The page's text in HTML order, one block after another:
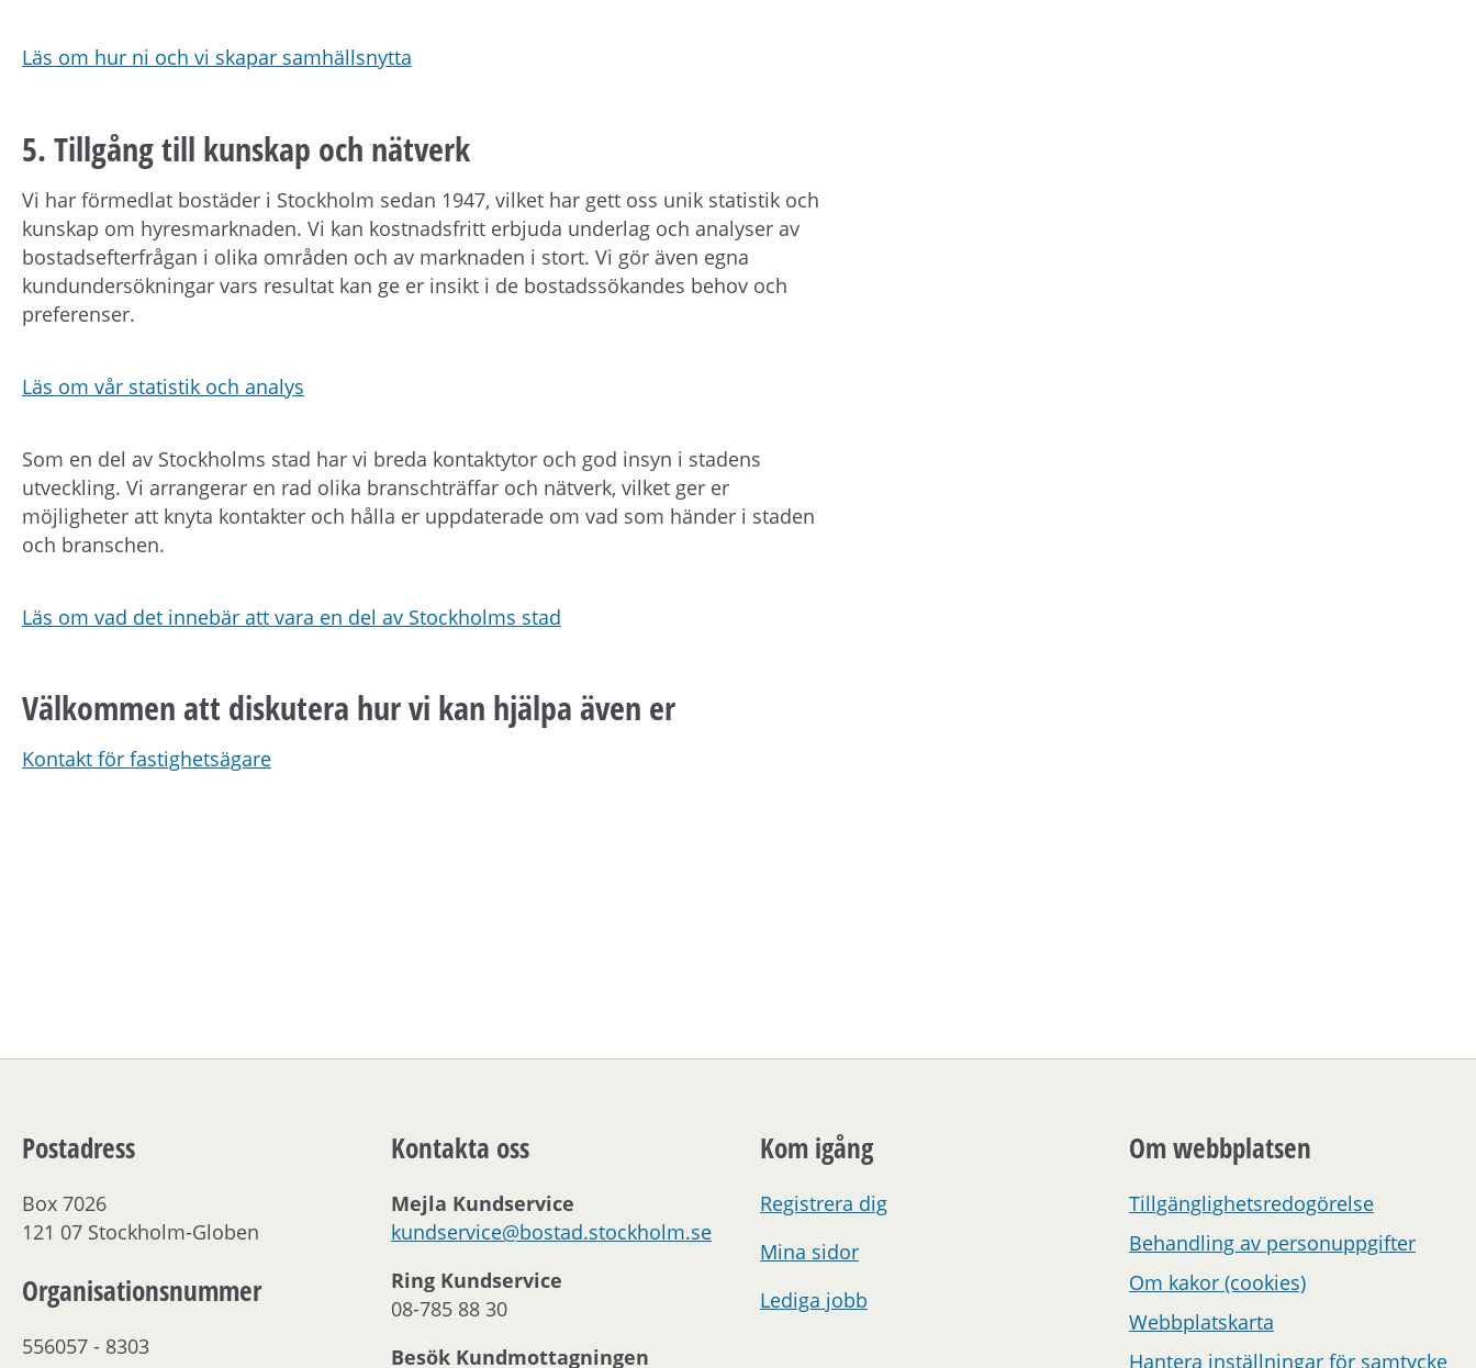
Läs om hur ni och vi skapar samhällsnytta
5. Tillgång till kunskap och nätverk
Vi har förmedlat bostäder i Stockholm sedan 1947, vilket har gett oss unik statistik och
kunskap om hyresmarknaden. Vi kan kostnadsfritt erbjuda underlag och analyser av
bostadsefterfrågan i olika områden och av marknaden i stort. Vi gör även egna
kundundersökningar vars resultat kan ge er insikt i de bostadssökandes behov och
preferenser.
Läs om vår statistik och analys
Som en del av Stockholms stad har vi breda kontaktytor och god insyn i stadens
utveckling. Vi arrangerar en rad olika branschträffar och nätverk, vilket ger er
möjligheter att knyta kontakter och hålla er uppdaterade om vad som händer i staden
och branschen.
Läs om vad det innebär att vara en del av Stockholms stad
Välkommen att diskutera hur vi kan hjälpa även er
Kontakt för fastighetsägare
Postadress
Box 7026
121 07 Stockholm-Globen
Organisationsnummer
556057 - 8303
Kontakta oss
Mejla Kundservice
kundservice@bostad.stockholm.se
Ring Kundservice
08-785 88 30
Besök Kundmottagningen
Kom igång
Registrera dig
Mina sidor
Lediga jobb
Om webbplatsen
Tillgänglighetsredogörelse
Behandling av personuppgifter
Om kakor (cookies)
Webbplatskarta
Hantera inställningar för samtycke